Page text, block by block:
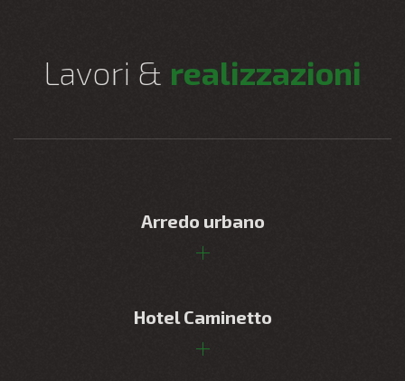
Lavori & realizzazioni
Arredo urbano
Hotel Caminetto